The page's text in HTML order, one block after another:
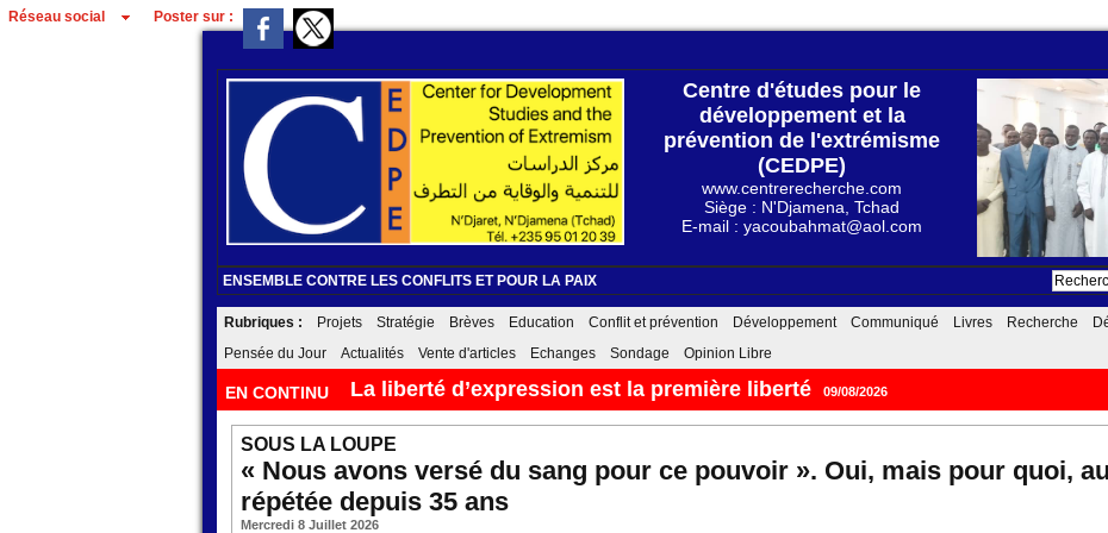
Réseau social Poster sur :
Centre d'études pour le
développement et la
prévention de l'extrémisme
(CEDPE)
www.centrerecherche.com
Siège : N'Djamena, Tchad
E-mail : yacoubahmat@aol.com
ENSEMBLE CONTRE LES CONFLITS ET POUR LA PAIX
Rubriques : Projets Stratégie Brèves Education Conflit et prévention Développement Communiqué Livres Recherche
Pensée du Jour
Actualités Vente d'articles Echanges Sondage Opinion Libre
EN CONTINU رسالة إلى صديقي بكري يعقوب، قوات الدعم السريع 09/08/2026
SOUS LA LOUPE
« Nous avons versé du sang pour ce pouvoir ». Oui, mais pour quoi,
répétée depuis 35 ans
Mercredi 8 Juillet 2026